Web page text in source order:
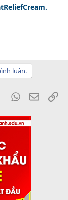
luận.
TumblrWhatsApp
Email